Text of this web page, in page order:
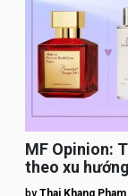
MF Opinion:
theo xu
by Thai Khang Pham